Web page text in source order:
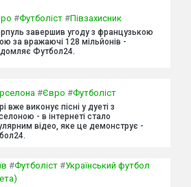
#Футболіст #Півзахисник
завершив угоду з французькою
за вражаючі 128 мільйонів -
Футбол24.
#Євро #Футболіст
вже виконує пісні у дуеті з
- в інтернеті стало
відео, яке це демонструє -
#Футболіст #Український футбол